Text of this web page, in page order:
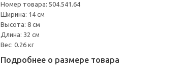
Номер товара: 504.541.64
Ширина: 14 см
Высота: 8 см
Длина: 32 см
Вес: 0.26 кг
Подробнее о размере товара